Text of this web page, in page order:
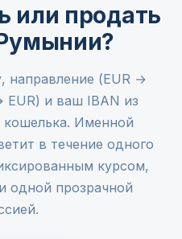
или продать
направление (EUR →
EUR) и ваш IBAN из
Именной
в течение одного
курсом,
одной прозрачной